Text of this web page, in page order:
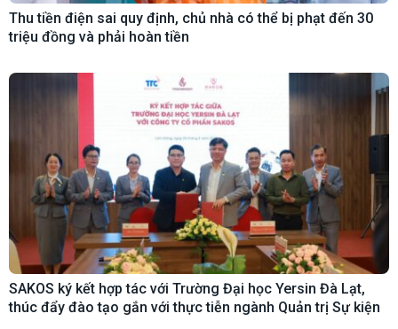
Thu tiền điện sai quy định, chủ nhà có thể bị phạt đến 30
triệu đồng và phải hoàn tiền
SAKOS ký kết hợp tác với Trường Đại học Yersin Đà Lạt,
thúc đẩy đào tạo gắn với thực tiễn ngành Quản trị Sự kiện